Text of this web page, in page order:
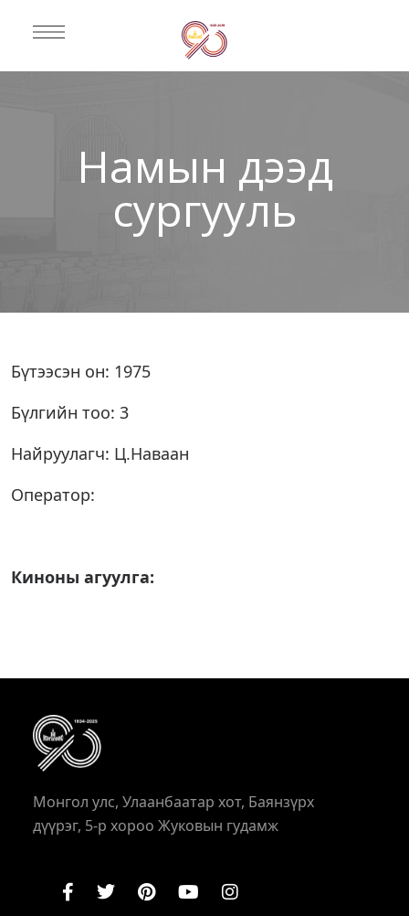
Намын дээд
сургууль
Бүтээсэн он: 1975
Бүлгийн тоо: 3
Найруулагч: Ц.Наваан
Оператор:
Киноны агуулга:
Монгол улс, Улаанбаатар хот, Баянзүрх
дүүрэг, 5-р хороо Жуковын гудамж